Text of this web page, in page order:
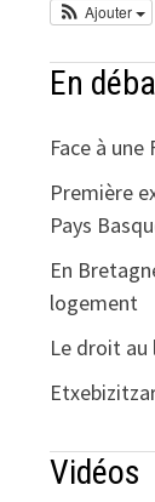
Ajouter
En
Face à
Première
Pays
En
logement
Le droit au
Vidéos